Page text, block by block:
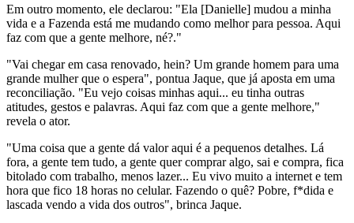
Em outro momento, ele declarou: "Ela [Danielle] mudou a minha
vida e a Fazenda está me mudando como melhor para pessoa. Aqui
faz com que a gente melhore, né?."
"Vai chegar em casa renovado, hein? Um grande homem para uma
grande mulher que o espera", pontua Jaque, que já aposta em uma
reconciliação. "Eu vejo coisas minhas aqui... eu tinha outras
atitudes, gestos e palavras. Aqui faz com que a gente melhore,"
revela o ator.
"Uma coisa que a gente dá valor aqui é a pequenos detalhes. Lá
fora, a gente tem tudo, a gente quer comprar algo, sai e compra, fica
bitolado com trabalho, menos lazer... Eu vivo muito a internet e tem
hora que fico 18 horas no celular. Fazendo o quê? Pobre, f*dida e
lascada vendo a vida dos outros", brinca Jaque.